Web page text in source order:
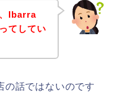
Ibarra
てしてい
の話ではないのです